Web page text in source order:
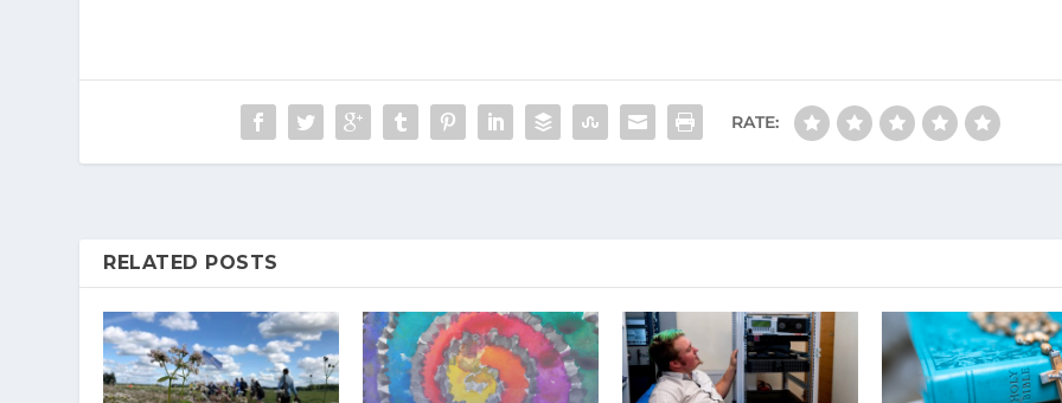
RATE:
RELATED POSTS